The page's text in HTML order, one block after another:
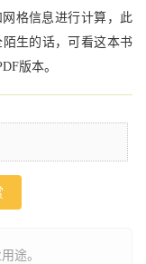
格信息进行计算，此
陌生的话，可看这本书
版本。
途。